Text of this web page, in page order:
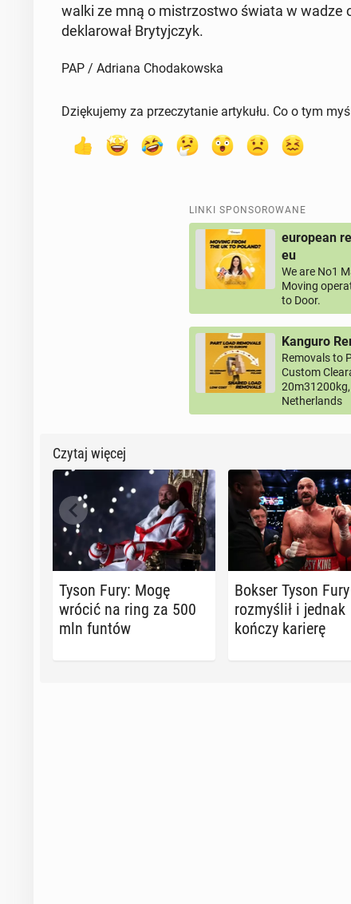
walki ze mną o mi­strzo­stwo świata w wadze
de­kla­ro­wał Bry­tyj­czyk.
PAP / Adriana Chodakowska
Dziękujemy za przeczytanie artykułu. Co o tym
LINKI SPONSOROWANE
european
eu
We are No1
Moving
to Door.
Kanguro
Removals to
Custom
Netherlands
Czytaj więcej
Tyson Fury: Mogę
wrócić na ring za 500
mln funtów
Bokser Tyson
roz­my­ślił i jednak
kończy karierę